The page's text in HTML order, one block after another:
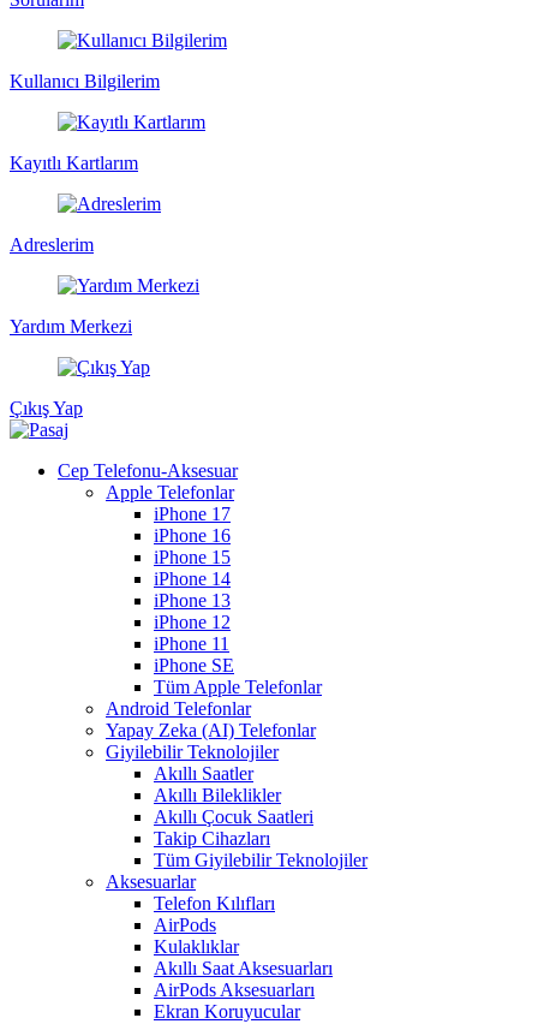
Kullanıcı Bilgilerim
Kayıtlı Kartlarım
Adreslerim
Yardım Merkezi
Çıkış Yap
Cep Telefonu-Aksesuar
Apple Telefonlar
iPhone 17
iPhone 16
iPhone 15
iPhone 14
iPhone 13
iPhone 12
iPhone 11
iPhone SE
Tüm Apple Telefonlar
Android Telefonlar
Yapay Zeka (AI) Telefonlar
Giyilebilir Teknolojiler
Akıllı Saatler
Akıllı Bileklikler
Akıllı Çocuk Saatleri
Takip Cihazları
Tüm Giyilebilir Teknolojiler
Aksesuarlar
Telefon Kılıfları
AirPods
Kulaklıklar
Akıllı Saat Aksesuarları
AirPods Aksesuarları
Ekran Koruyucular